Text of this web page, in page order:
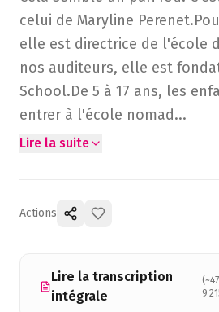
celui de Maryline
elle est directrice de l'école
nos auditeurs, elle est
School.De 5 à 17 ans, les
entrer à l'école nomad...
Lire la suite
Actions
Lire la transcription
intégrale
(~47
9